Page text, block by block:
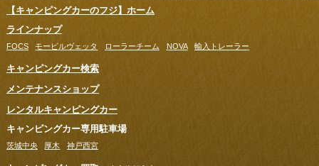
【キャンピングカーのフジ】ホーム
ラインナップ
FOCS モービルヴェッタ ローラーチーム NOVA 輸入トレーラー
キャンピングカー検索
メンテナンスショップ
レンタルキャンピングカー
キャンピングカー専用駐車場
茨城中央 厚木 神戸西宮